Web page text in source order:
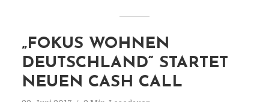
„FOKUS WOHNEN
DEUTSCHLAND“ STARTET
NEUEN CASH CALL